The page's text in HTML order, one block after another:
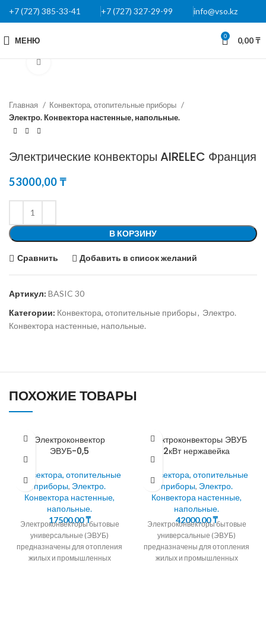
+7 (727) 385-33-41 +7 (727) 327-29-99 info@vso.kz
МЕНЮ 0 0,00₸
Главная
Конвектора, отопительные приборы
Электро. Конвектора настенные, напольные.
Электрические конвекторы AIRELEC Франция
53000,00₸
В КОРЗИНУ
Сравнить Добавить в список желаний
Артикул: BASIC 30
Категории: Конвектора, отопительные приборы, Электро.
Конвектора настенные, напольные.
ПОХОЖИЕ ТОВАРЫ
Электроконвектор
ЭВУБ-0,5
Конвектора, отопительные
приборы, Электро.
Конвектора настенные,
напольные.
17500,00₸
Электроконвекторы бытовые
универсальные (ЭВУБ)
предназначены для отопления
жилых и промышленных
Электроконвекторы ЭВУБ
2кВт нержавейка
Конвектора, отопительные
приборы, Электро.
Конвектора настенные,
напольные.
42000,00₸
Электроконвекторы бытовые
универсальные (ЭВУБ)
предназначены для отопления
жилых и промышленных